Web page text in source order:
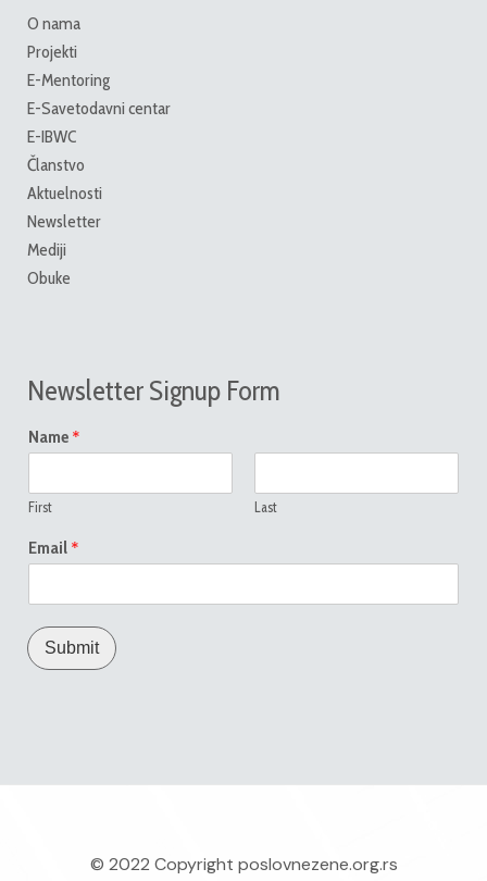
O nama
Projekti
E-Mentoring
E-Savetodavni centar
E-IBWC
Članstvo
Aktuelnosti
Newsletter
Mediji
Obuke
Newsletter Signup Form
Name *
First Last
Email *
Submit
© 2022 Copyright poslovnezene.org.rs